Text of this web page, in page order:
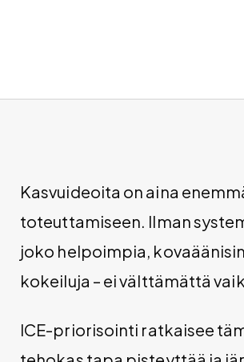
Kasvuideoita on aina
toteuttamiseen. Ilman
joko helpoimpia,
kokeiluja – ei välttämättä
ICE-priorisointi ratkaisee